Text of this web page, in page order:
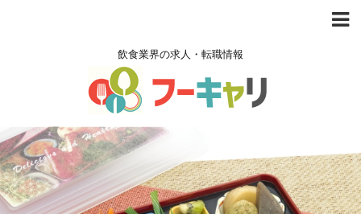
飲食業界の求人・転職情報